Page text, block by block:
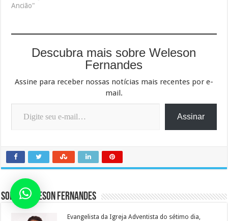
Ancião"
Descubra mais sobre Weleson
Fernandes
Assine para receber nossas notícias mais recentes por e-
mail.
Digite seu e-mail…
Assinar
Sobre Weleson Fernandes
Evangelista da Igreja Adventista do sétimo dia,